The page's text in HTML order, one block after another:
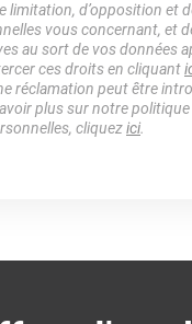
limitation, d’opposition et
vous concernant, et
au sort de vos données
ces droits en cliquant
réclamation peut être
plus sur notre
cliquezici.